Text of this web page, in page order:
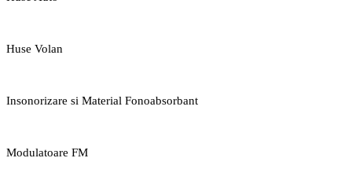
Huse Volan
Insonorizare si Material Fonoabsorbant
Modulatoare FM